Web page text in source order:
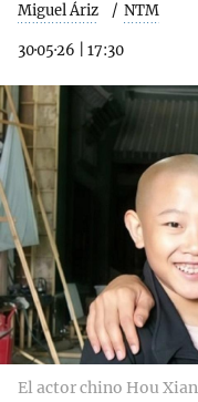
Miguel Áriz NTM
30·05·26 17:30
El actor chino Hou